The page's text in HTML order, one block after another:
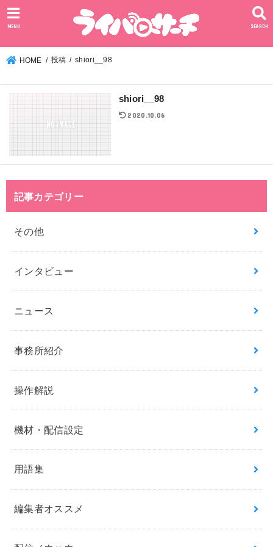
SEARCH
MENU
HOME 投稿 shiori__98
shiori__98
2020.10.06
記事カテゴリー
その他
インタビュー
ニュース
事務所紹介
操作解説
機材・配信設定
用語集
編集者オススメ